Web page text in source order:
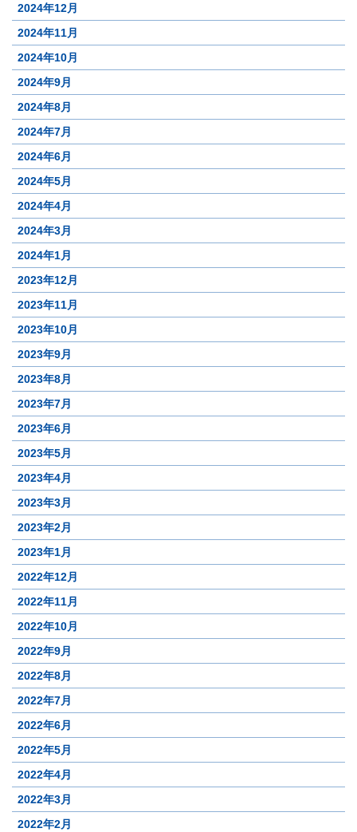
2024年12月
2024年11月
2024年10月
2024年9月
2024年8月
2024年7月
2024年6月
2024年5月
2024年4月
2024年3月
2024年1月
2023年12月
2023年11月
2023年10月
2023年9月
2023年8月
2023年7月
2023年6月
2023年5月
2023年4月
2023年3月
2023年2月
2023年1月
2022年12月
2022年11月
2022年10月
2022年9月
2022年8月
2022年7月
2022年6月
2022年5月
2022年4月
2022年3月
2022年2月